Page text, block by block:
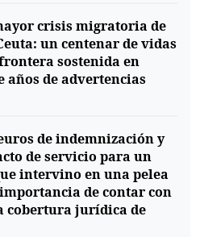
crisis migratoria de
un centenar de vidas
sostenida en
años de advertencias
de indemnización y
de servicio para un
intervino en una pelea
de contar con
cobertura jurídica de